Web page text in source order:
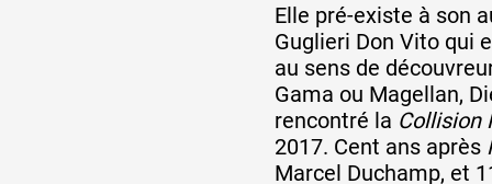
Elle pré-existe à son
Guglieri Don Vito qui
au sens de
Gama ou Magellan,
rencontré la Collision
2017. Cent ans après
Marcel Duchamp, et